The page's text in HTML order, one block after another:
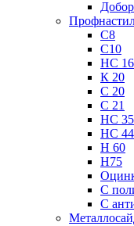
С8
С10
НС 16
К 20
С 20
С 21
НС 35
НС 44
Н 60
Н75
С
С